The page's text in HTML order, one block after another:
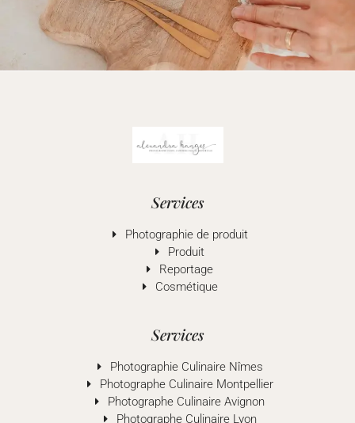
Services
Photographie de produit
Produit
Reportage
Cosmétique
Services
Photographie Culinaire Nîmes
Photographe Culinaire Montpellier
Photographe Culinaire Avignon
Photographe Culinaire Lyon